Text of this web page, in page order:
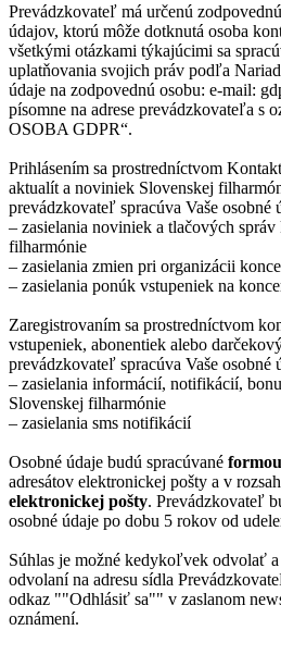
Prevádzkovateľ má určenú
údajov, ktorú môže dotknutá osoba
všetkými otázkami týkajúcimi sa
uplatňovania svojich práv podľa
údaje na zodpovednú osobu: e-mail:
písomne na adrese prevádzkovateľa s
OSOBA GDPR“.
Prihlásením sa prostredníctvom
aktualít a noviniek Slovenskej
prevádzkovateľ spracúva Vaše osobné
– zasielania noviniek a tlačových
filharmónie
– zasielania zmien pri organizácii
– zasielania ponúk vstupeniek na
Zaregistrovaním sa prostredníctvom
vstupeniek, abonentiek alebo
prevádzkovateľ spracúva Vaše osobné
– zasielania informácií, notifikácií,
Slovenskej filharmónie
– zasielania sms notifikácií
Osobné údaje budú spracúvané
adresátov elektronickej pošty a v
elektronickej pošty. Prevádzkovateľ
osobné údaje po dobu 5 rokov od
Súhlas je možné kedykoľvek odvolať
odvolaní na adresu sídla
odkaz ""Odhlásiť sa"" v zaslanom
oznámení.